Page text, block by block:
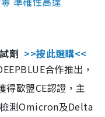
劑 >>按此選購<<
合作推出，
得歐盟CE認證，主
測Omicron及Delta